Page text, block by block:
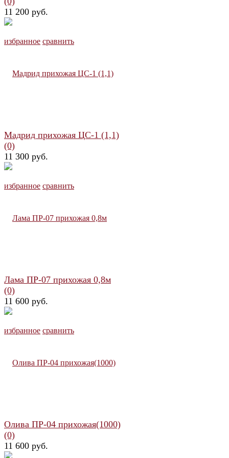
избранное сравнить
11 200 руб.
избранное сравнить
Мадрид прихожая ЦС-1 (1,1)
(0)
11 300 руб.
избранное сравнить
Лама ПР-07 прихожая 0,8м
(0)
11 600 руб.
Олива ПР-04 прихожая(1000)
(0)
11 600 руб.